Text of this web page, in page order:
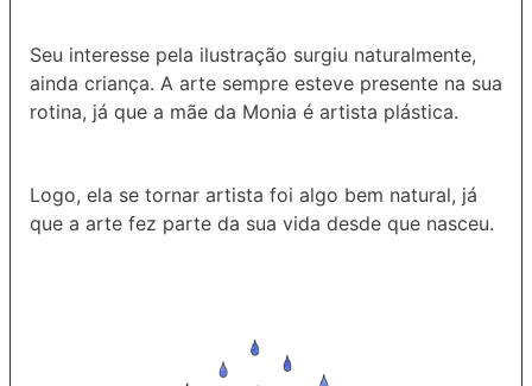
Seu interesse pela ilustração surgiu naturalmente,
ainda criança. A arte sempre esteve presente na sua
rotina, já que a mãe da Monia é artista plástica.
Logo, ela se tornar artista foi algo bem natural, já
que a arte fez parte da sua vida desde que nasceu.